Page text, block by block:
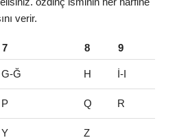
verir.
7 8 9
G-Ğ H İ-I
P Q R
Y Z